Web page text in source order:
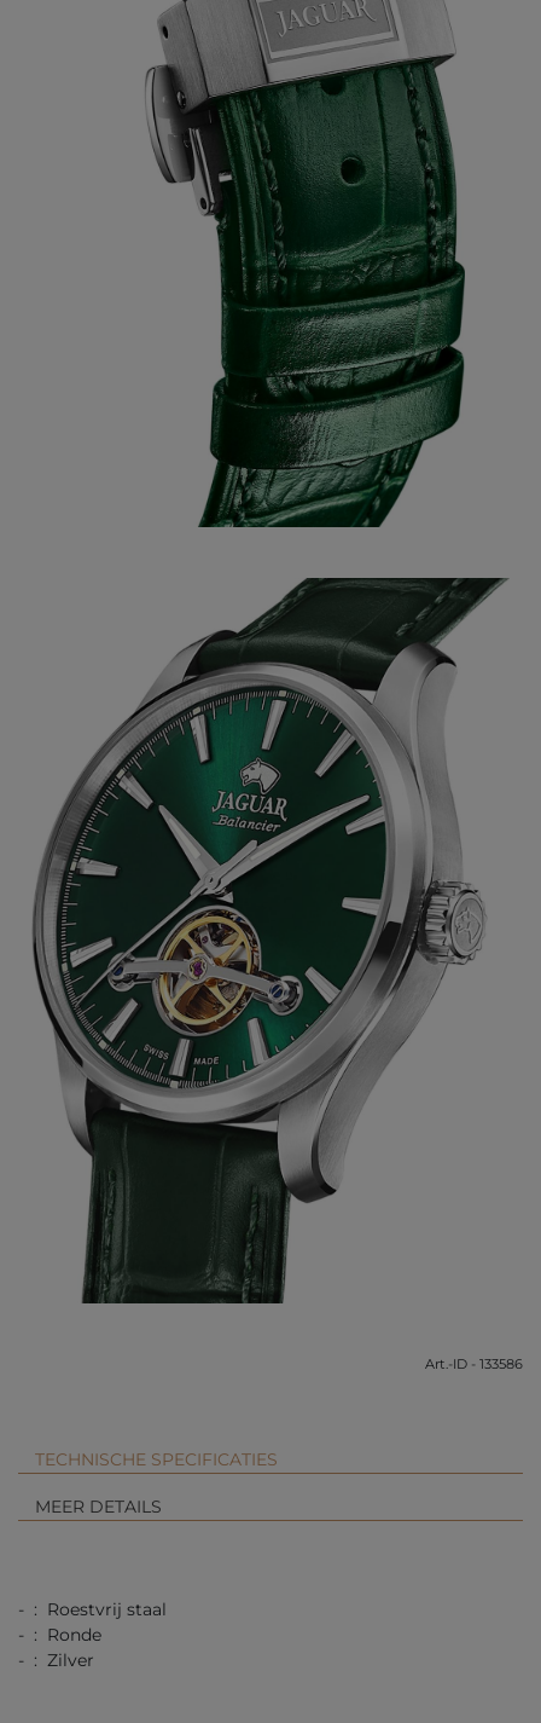
Art.-ID - 133586
TECHNISCHE SPECIFICATIES
MEER DETAILS
- : Roestvrij staal
- : Ronde
- : Zilver